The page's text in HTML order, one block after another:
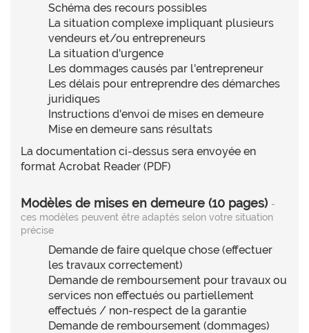
Schéma des recours possibles
La situation complexe impliquant plusieurs
vendeurs et/ou entrepreneurs
La situation d'urgence
Les dommages causés par l'entrepreneur
Les délais pour entreprendre des démarches
juridiques
Instructions d'envoi de mises en demeure
Mise en demeure sans résultats
La documentation ci-dessus sera envoyée en
format Acrobat Reader (PDF)
Modèles de mises en demeure (10 pages) -
ces modèles peuvent être adaptés selon votre situation
précise
Demande de faire quelque chose (effectuer
les travaux correctement)
Demande de remboursement pour travaux ou
services non effectués ou partiellement
effectués / non-respect de la garantie
Demande de remboursement (dommages)